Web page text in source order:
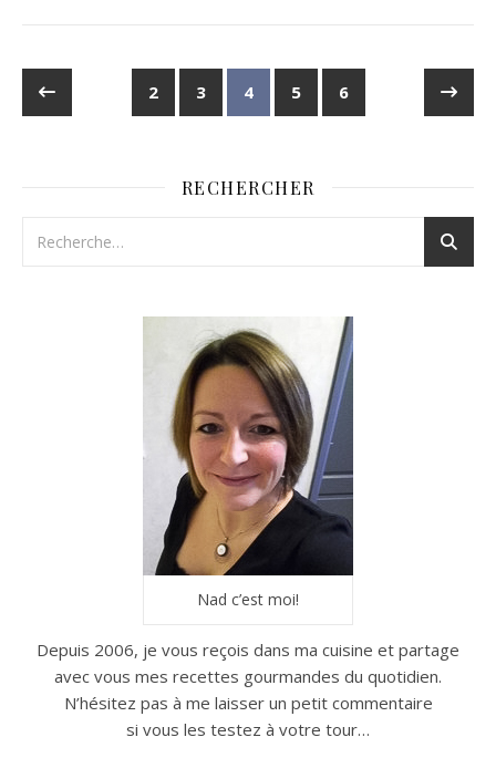
2 3 4 5 6
RECHERCHER
Nad c’est moi!
Depuis 2006, je vous reçois dans ma cuisine et partage
avec vous mes recettes gourmandes du quotidien.
N’hésitez pas à me laisser un petit commentaire
si vous les testez à votre tour…